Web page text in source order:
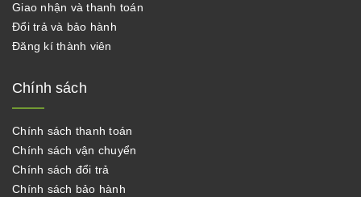
Giao nhận và thanh toán
Đổi trả và bảo hành
Đăng kí thành viên
Chính sách
Chính sách thanh toán
Chính sách vận chuyển
Chính sách đổi trả
Chính sách bảo hành